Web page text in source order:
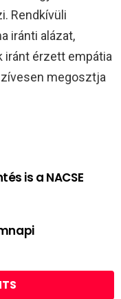
Rendkívüli
iránti alázat,
iránt érzett empátia
megosztja
is a NACSE